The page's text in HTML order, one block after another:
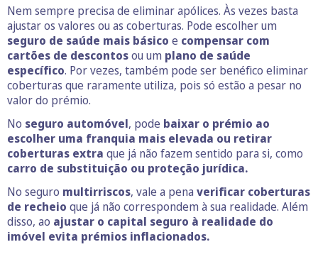
Nem sempre precisa de eliminar apólices. Às vezes basta
ajustar os valores ou as coberturas. Pode escolher um
seguro de saúde mais básico e compensar com
cartões de descontosou um plano de saúde
específico. Por vezes, também pode ser benéfico eliminar
coberturas que raramente utiliza, pois só estão a pesar no
valor do prémio.
No seguro automóvel, pode baixar o prémio ao
escolher uma franquia mais elevada ou retirar
coberturas extra que já não fazem sentido para si, como
carro de substituição ou proteção jurídica.
No seguro multirriscos, vale a pena verificar coberturas
de recheio que já não correspondem à sua realidade. Além
disso, ao ajustar o capital seguro à realidade do
imóvel evita prémios inflacionados.